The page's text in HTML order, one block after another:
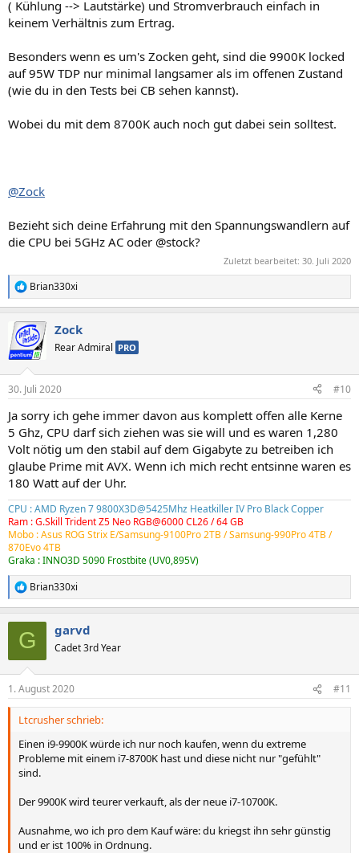
( Kühlung --> Lautstärke) und Stromverbrauch einfach in
keinem Verhältnis zum Ertrag.
Besonders wenn es um's Zocken geht, sind die 9900K locked
auf 95W TDP nur minimal langsamer als im offenen Zustand
(wie du in den Tests bei CB sehen kannst).
Wobei du mit dem 8700K auch noch gut dabei sein solltest.
@Zock
Bezieht sich deine Erfahrung mit den Spannungswandlern auf
die CPU bei 5GHz AC oder @stock?
Zuletzt bearbeitet: 30. Juli 2020
R
e
k
t
i
e
:
Brian330xi
Zock
Rear Admiral PRO
30. Juli 2020 #10
Ja sorry ich gehe immer davon aus komplett offen alle Kerne
5 Ghz, CPU darf sich ziehen was sie will und es waren 1,280
Volt nötig um den stabil auf dem Gigabyte zu betreiben ich
glaube Prime mit AVX. Wenn ich mich recht entsinne waren es
180 Watt auf der Uhr.
CPU : AMD Ryzen 7 9800X3D@5425Mhz Heatkiller IV Pro Black Copper
Ram : G.Skill Trident Z5 Neo RGB@6000 CL26 / 64 GB
Mobo : Asus ROG Strix E/Samsung-9100Pro 2TB /Samsung-990Pro 4TB/
870Evo 4TB
Graka : INNO3D 5090 Frostbite (UV0,895V)
R
e
e
n
Brian330xi
G garvd
Cadet 3rd Year
1. August 2020 #11
Ltcrusher schrieb:
Einen i9-9900K würde ich nur noch kaufen, wenn du extreme
Probleme mit einem i7-8700K hast und diese nicht nur "gefühlt"
sind.
Der 9900K wird teurer verkauft, als der neue i7-10700K.
Ausnahme, wo ich pro dem Kauf wäre: du kriegst ihn sehr günstig
und er ist 100% in Ordnung.